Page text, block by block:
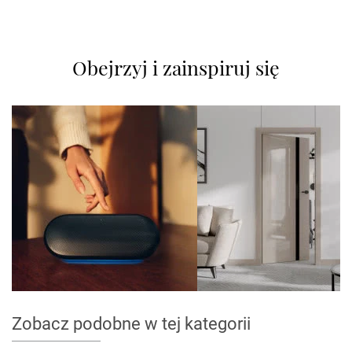
Obejrzyj i zainspiruj się
Zobacz podobne w tej kategorii